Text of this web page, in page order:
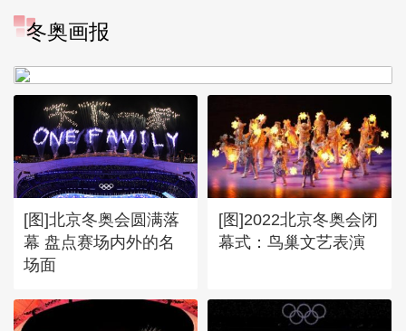
冬奥画报
[图]冬奥会冬残奥会表彰大会
[图]北京冬奥会圆满落
幕 盘点赛场内外的名
场面
[图]2022北京冬奥会闭
幕式：鸟巢文艺表演